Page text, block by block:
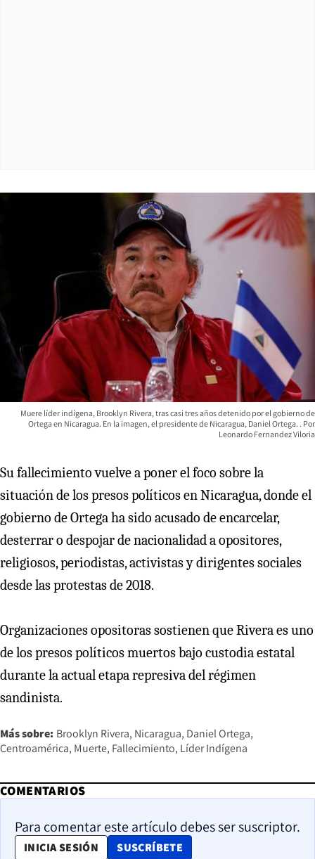
Muere líder indígena, Brooklyn Rivera, tras casi tres años detenido por el gobierno de
Ortega en Nicaragua. En la imagen, el presidente de Nicaragua, Daniel Ortega.
Leonardo Fernandez Viloria
Su fallecimiento vuelve a poner el foco sobre la
situación de los presos políticos en Nicaragua, donde el
gobierno de Ortega ha sido acusado de encarcelar,
desterrar o despojar de nacionalidad a opositores,
religiosos, periodistas, activistas y dirigentes sociales
desde las protestas de 2018.
Organizaciones opositoras sostienen que Rivera es uno
de los presos políticos muertos bajo custodia estatal
durante la actual etapa represiva del régimen
sandinista.
Más sobre: Brooklyn Rivera Nicaragua Daniel Ortega
Centroamérica Muerte Fallecimiento Líder Indígena
COMENTARIOS
Para comentar este artículo debes ser suscriptor.
INICIA SESIÓN SUSCRÍBETE
OPENS IN NEW WINDOW